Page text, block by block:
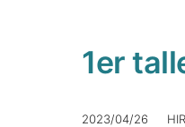
1er
2023/04/26